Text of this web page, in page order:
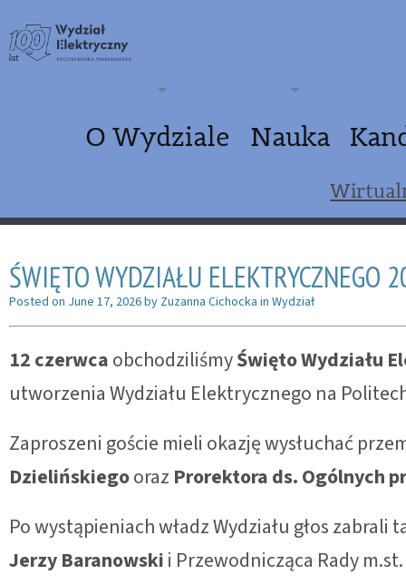
O Wydziale Nauka
ŚWIĘTO WYDZIAŁU ELEKTRYCZNEGO
Posted on June 17, 2026by Zuzanna Cichocka in Wydział
12 czerwcaobchodziliśmyŚwięto Wydziału
utworzenia Wydziału Elektrycznego na
Zaproszeni goście mieli okazję wysłuchać
Dzielińskiegooraz Prorektora ds. Ogólnych
Po wystąpieniach władz Wydziału głos
Jerzy Baranowskii Przewodnicząca Rady